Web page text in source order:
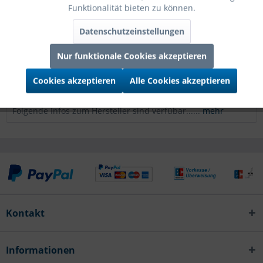
Grabo Folienballon Globe Gelbgold 4D 30cm/11"
Bewertungen
0
Bewertungen lesen, schreiben und diskutieren...
Infos zum Hersteller
Folgende Infos zum Hersteller sind verfübar......mehr
Kontakt
Informationen
Funktionalität bieten zu können.
Datenschutzeinstellungen
Nur funktionale Cookies akzeptieren
Cookies akzeptieren Alle Cookies akzeptieren